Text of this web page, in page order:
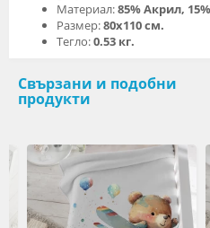
Материал:85% Акрил,
Размер:80х110 см.
Тегло:0.53 кг.
Свързани и подобни
продукти